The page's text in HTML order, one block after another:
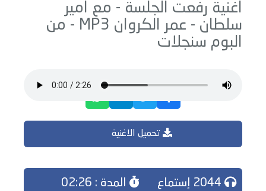
اغنية رفعت الجلسة - مع امير
سلطان - عمر الكروان
MP3 - من
البوم سنجلات
تحميل الاغنية
المدة : 02:26